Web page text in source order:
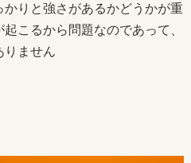
りと強さがあるかどうかが重
こるから問題なのであって、
りません